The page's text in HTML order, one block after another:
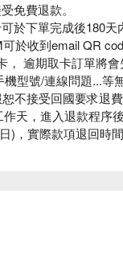
免費退款。
於下單完成後180
於收到email QR
逾期取卡訂單將會
型號/連線問題...
不接受回國要求退費
天，進入退款程序
)，實際款項退回時